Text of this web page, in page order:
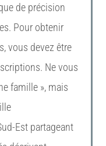
de précision
Pour obtenir
vous devez être
Ne vous
famille », mais
Est partageant